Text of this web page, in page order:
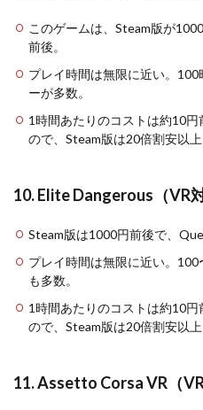
このゲームは、Steam版が
前後。
プレイ時間は無限に近い。
ーが多数。
1時間あたりのコストは約10
ので、Steam版は20倍割安以上
10. Elite Dangerous（VR
Steam版は1000円前後で、
プレイ時間は無限に近い。
も多数。
1時間あたりのコストは約10
ので、Steam版は20倍割安以上
11. Assetto Corsa VR（VR